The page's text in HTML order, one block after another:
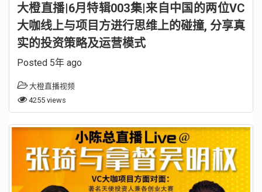
大橙直播|6月特辑003集|来自中国的两位VC
大咖线上与项目方进行思维上的碰撞, 分享真
实的投资策略及运营模式
Posted 5年 ago
大橙直播视频
4255 views